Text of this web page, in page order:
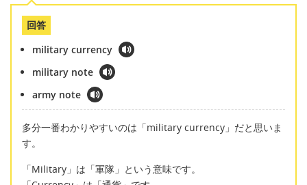
回答
military currency
military note
army note
多分一番わかりやすいのは「military currency」だと思いま
す。
「Military」は「軍隊」という意味です。